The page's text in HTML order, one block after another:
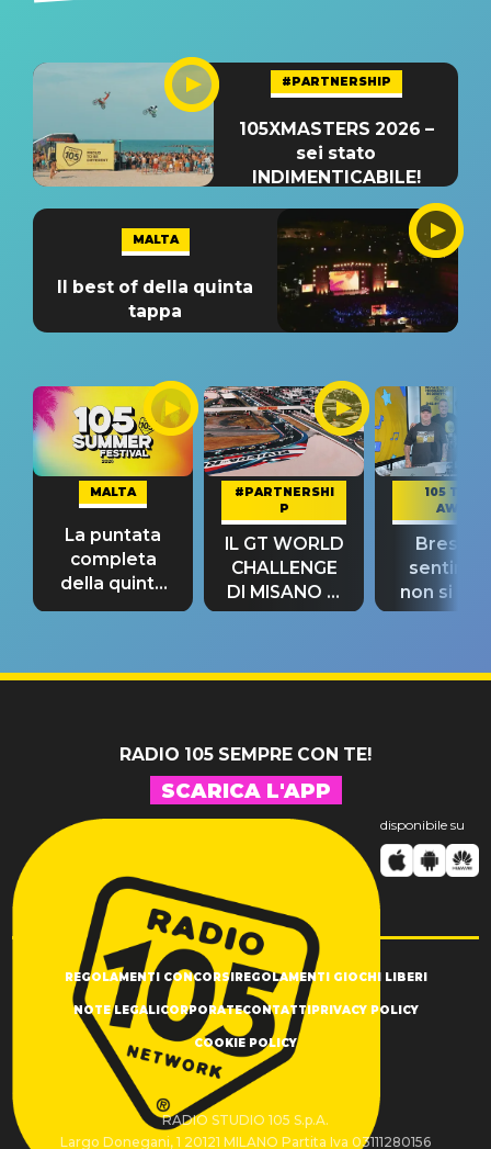
#PARTNERSHIP
105XMASTERS 2026 –
sei stato
INDIMENTICABILE!
MALTA
Il best of della quinta
tappa
MALTA
La puntata
completa
della quinta
tappa
#PARTNERSHI
P
IL GT WORLD
CHALLENGE
DI MISANO si
riconferma
105 TAKE
AWAY
Bresh:
non si
fino alla
RADIO 105 SEMPRE CON TE!
SCARICA L'APP
disponibile su
REGOLAMENTI CONCORSIREGOLAMENTI GIOCHI LIBERI
NOTE LEGALICORPORATECONTATTIPRIVACY POLICY
COOKIE POLICY
RADIO STUDIO 105 S.p.A.
Largo Donegani, 1 20121 MILANO Partita Iva 03111280156